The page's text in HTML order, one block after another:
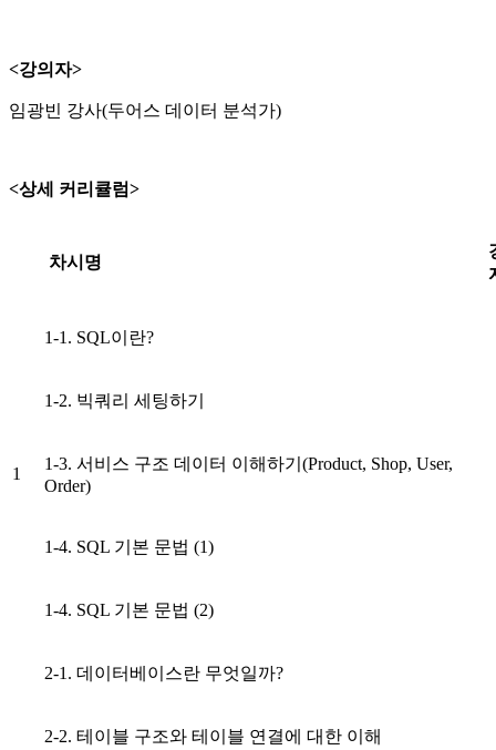
<강의자>
임광빈 강사(두어스 데이터 분석가)
<상세 커리큘럼>
차시명
1
1-1. SQL이란?
1-2. 빅쿼리 세팅하기
1-3. 서비스 구조 데이터 이해하기(Product, Shop, User,
Order)
1-4. SQL 기본 문법 (1)
1-4. SQL 기본 문법 (2)
2-1. 데이터베이스란 무엇일까?
2-2. 테이블 구조와 테이블 연결에 대한 이해